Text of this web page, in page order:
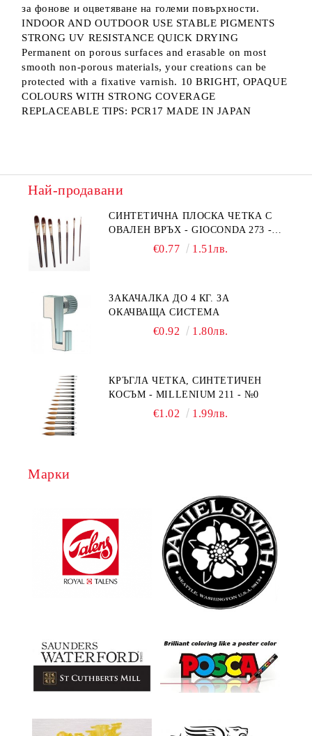
за фонове и оцветяване на големи повърхности.
INDOOR AND OUTDOOR USE STABLE PIGMENTS
STRONG UV RESISTANCE QUICK DRYING
Permanent on porous surfaces and erasable on most
smooth non-porous materials, your creations can be
protected with a fixative varnish. 10 BRIGHT, OPAQUE
COLOURS WITH STRONG COVERAGE
REPLACEABLE TIPS: PCR17 MADE IN JAPAN
Най-продавани
СИНТЕТИЧНА ПЛОСКА ЧЕТКА С
ОВАЛЕН ВРЪХ - GIOCONDA 273 -
€0.77 1.51лв.
ЗАКАЧАЛКА ДО 4 КГ. ЗА
ОКАЧВАЩА СИСТЕМА
€0.92 1.80лв.
КРЪГЛА ЧЕТКА, СИНТЕТИЧЕН
КОСЪМ - MILLENIUM 211 - №0
€1.02 1.99лв.
Марки